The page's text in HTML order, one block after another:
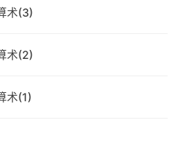
术(3)
术(2)
术(1)